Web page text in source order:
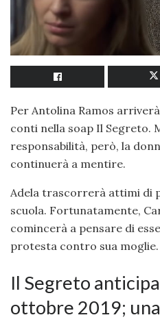
Per Antolina Ramos
conti nella soap Il Segreto.
responsabilità, però, la
continuerà a mentire.
Adela trascorrerà attimi di
scuola. Fortunatamente,
comincerà a pensare di
protesta contro sua moglie.
Il Segreto
ottobre 2019;